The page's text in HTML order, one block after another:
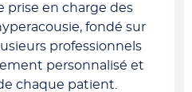
prise en charge des
fondé sur
professionnels
personnalisé et
chaque patient.